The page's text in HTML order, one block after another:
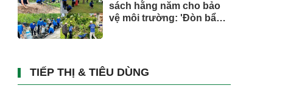
sách hằng năm cho bảo
vệ môi trường: 'Đòn bẩy'
TIẾP THỊ & TIÊU DÙNG